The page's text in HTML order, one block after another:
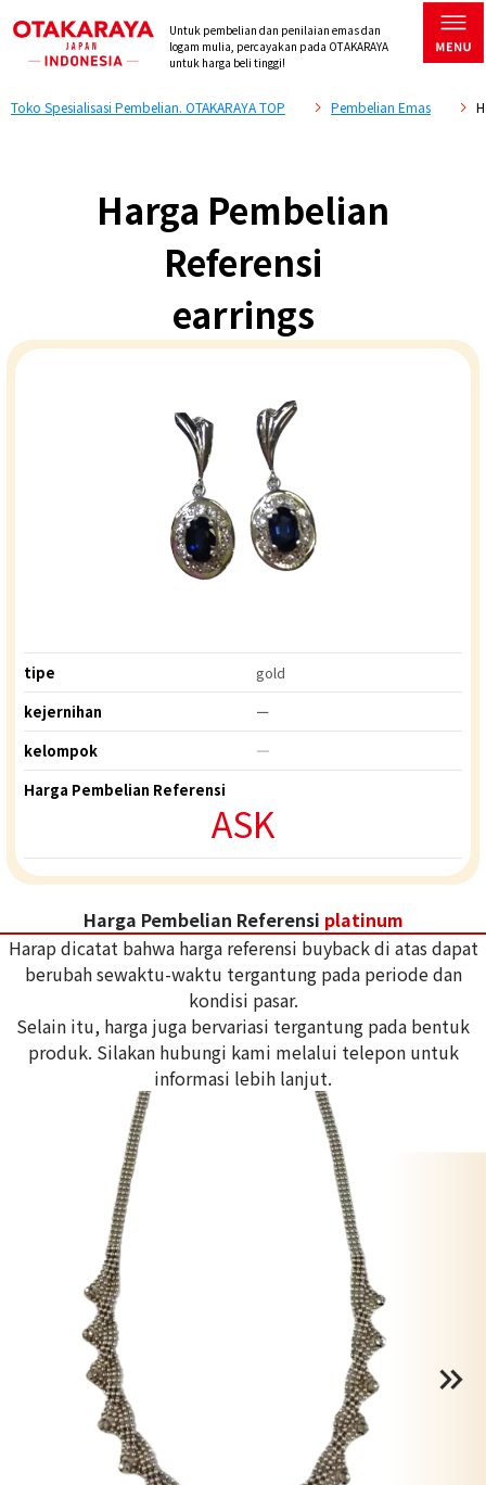
Untuk pembelian dan penilaian emas dan
logam mulia, percayakan pada OTAKARAYA
untuk harga beli tinggi!
Toko Spesialisasi Pembelian. OTAKARAYA TOP Pembelian Emas
Harga Pembelian
Referensi
earrings
tipe
gold
kejernihan
ー
kelompok
―
Harga Pembelian Referensi
ASK
Harga Pembelian Referensi platinum
Harap dicatat bahwa harga referensi buyback di atas dapat
berubah sewaktu-waktu tergantung pada periode dan
kondisi pasar.
Selain itu, harga juga bervariasi tergantung pada bentuk
produk. Silakan hubungi kami melalui telepon untuk
informasi lebih lanjut.